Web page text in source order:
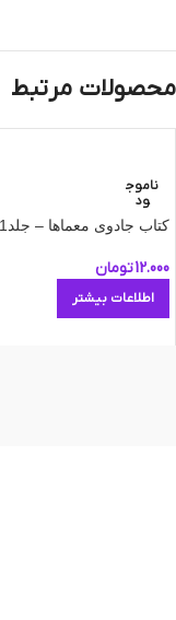
محصولات مرتبط
ناموج
ود
کتاب جادوی معماها – جلد1
12.000تومان
اطلاعات بیشتر